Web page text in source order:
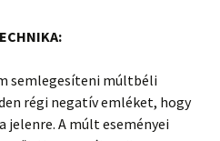
semlegesíteni múltbéli
régi negatív emléket, hogy
jelenre. A múlt eseményei